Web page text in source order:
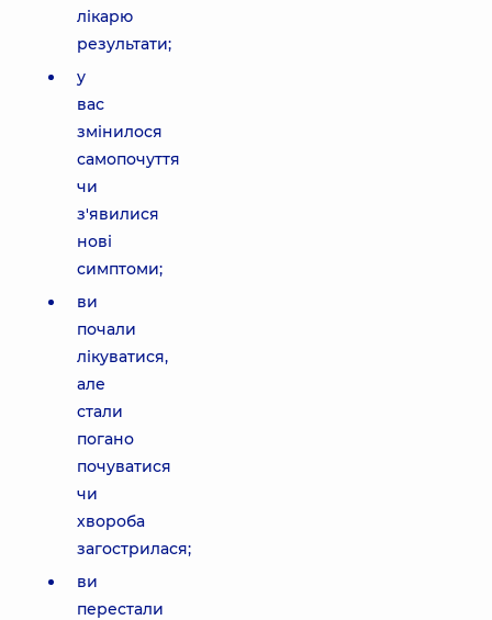
лікарю
результати;
у
вас
змінилося
самопочуття
чи
з'явилися
нові
симптоми;
ви
почали
лікуватися,
але
стали
погано
почуватися
чи
хвороба
загострилася;
ви
перестали